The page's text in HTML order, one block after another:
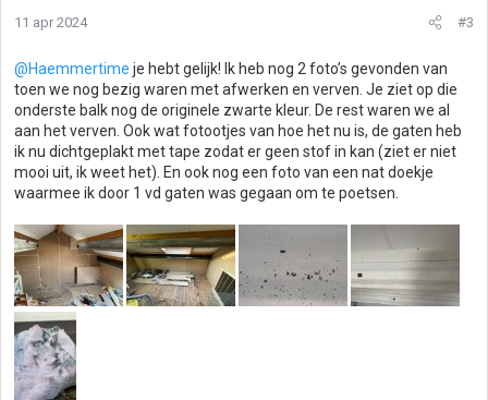
11 apr 2024 #3
@Haemmertime je hebt gelijk! Ik heb nog 2 foto’s gevonden van
toen we nog bezig waren met afwerken en verven. Je ziet op die
onderste balk nog de originele zwarte kleur. De rest waren we al
aan het verven. Ook wat fotootjes van hoe het nu is, de gaten heb
ik nu dichtgeplakt met tape zodat er geen stof in kan (ziet er niet
mooi uit, ik weet het). En ook nog een foto van een nat doekje
waarmee ik door 1 vd gaten was gegaan om te poetsen.